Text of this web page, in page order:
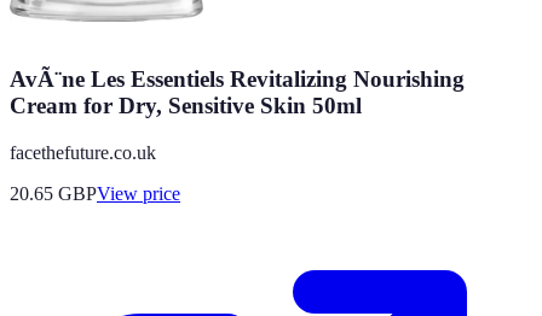
AvÃ¨ne Les Essentiels Revitalizing Nourishing
Cream for Dry, Sensitive Skin 50ml
facethefuture.co.uk
20.65 GBPView price